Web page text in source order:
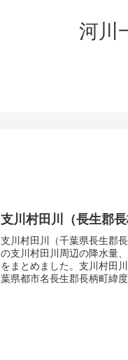
河川
支川村田川（長生郡
支川村田川（千葉県長生郡
の支川村田川周辺の降水量
をまとめました。支川村田
葉県都市名長生郡長柄町緯